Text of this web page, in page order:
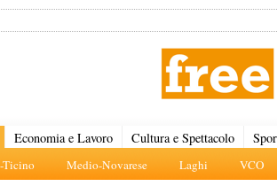
Ticino Medio-Novarese Laghi VCO
Economia e Lavoro Cultura e Spettacolo